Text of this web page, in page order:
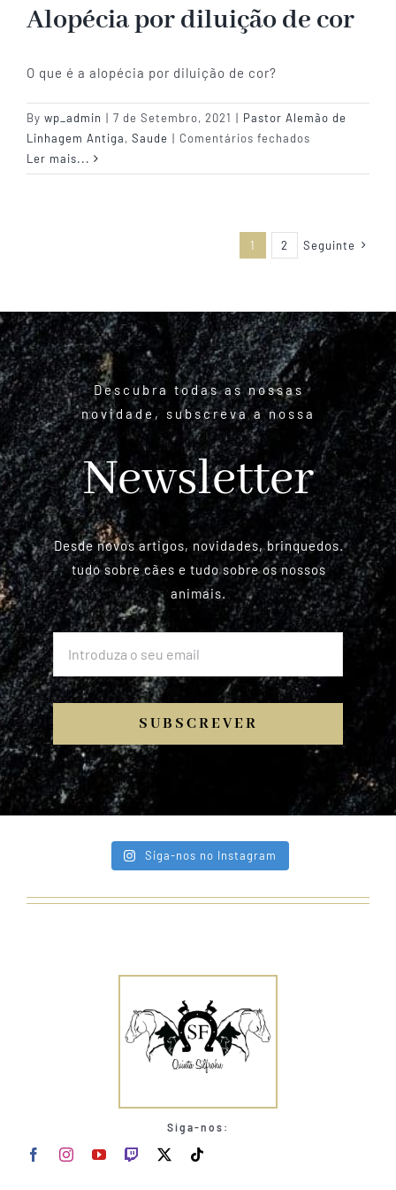
Alopécia por diluição de cor
O que é a alopécia por diluição de cor?
By wp_admin | 7 de Setembro, 2021 | Pastor Alemão de
Linhagem Antiga, Saude | Comentários fechados
por
Ler mais...
1 2 Seguinte
Descubra todas as nossas
novidade, subscreva a nossa
Newsletter
Desde novos artigos, novidades, brinquedos.
tudo sobre cães e tudo sobre os nossos
animais.
SUBSCREVER
Siga-nos no Instagram
Siga-nos: